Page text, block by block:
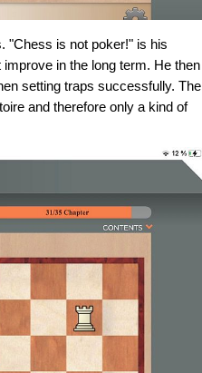
"Chess is not poker!" is his
in the long term. He then
setting traps successfully. The
and therefore only a kind of